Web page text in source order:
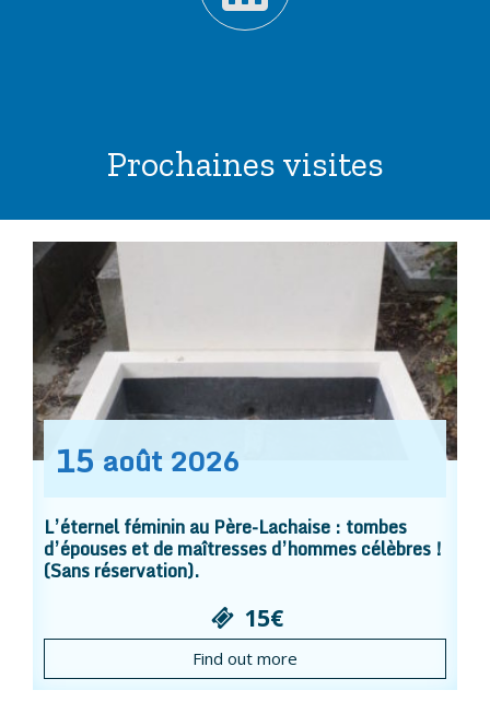
Prochaines visites
15 août 2026
L’éternel féminin au Père-Lachaise : tombes
d’épouses et de maîtresses d’hommes célèbres !
(Sans réservation).
15€
Find out more